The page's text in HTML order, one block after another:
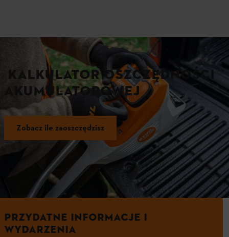
KALKULATOR OSZCZĘDNOŚCI
AKUMULATOROWEJ
Zobacz ile zaoszczędzisz
Zobacz także
PRZYDATNE INFORMACJE I
WYDARZENIA